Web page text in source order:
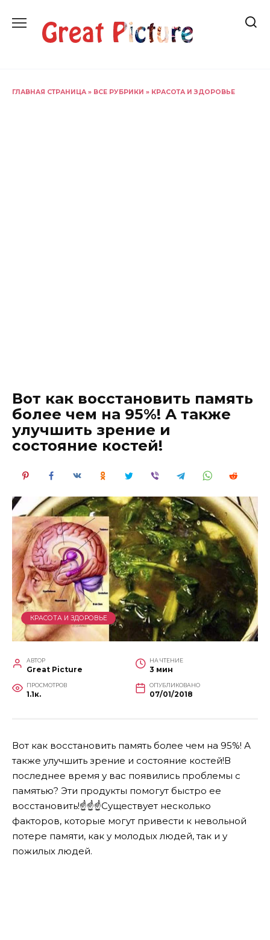
содержанию
ГЛАВНАЯ СТРАНИЦА » ВСЕ РУБРИКИ » КРАСОТА И ЗДОРОВЬЕ
Вот как восстановить память
более чем на 95%! А также
улучшить зрение и
состояние костей!
КРАСОТА И ЗДОРОВЬЕ
АВТОР
Great Picture
НА ЧТЕНИЕ
3 мин
ПРОСМОТРОВ
1.1к.
ОПУБЛИКОВАНО
07/01/2018
Вот как восстановить память более чем на 95%! А
также улучшить зрение и состояние костей!В
последнее время у вас появились проблемы с
памятью? Эти продукты помогут быстро ее
восстановить!☝️☝️☝️Существует несколько
факторов, которые могут привести к невольной
потере памяти, как у молодых людей, так и у
пожилых людей.